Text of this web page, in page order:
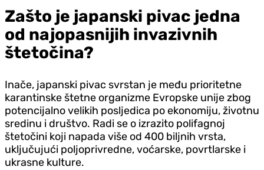
Zašto je japanski pivac jedna
od najopasnijih invazivnih
štetočina?
Inače, japanski pivac svrstan je među prioritetne
karantinske štetne organizme Evropske unije zbog
potencijalno velikih posljedica po ekonomiju, životnu
sredinu i društvo. Radi se o izrazito polifagnoj
štetočini koji napada više od 400 biljnih vrsta,
uključujući poljoprivredne, voćarske, povrtlarske i
ukrasne kulture.